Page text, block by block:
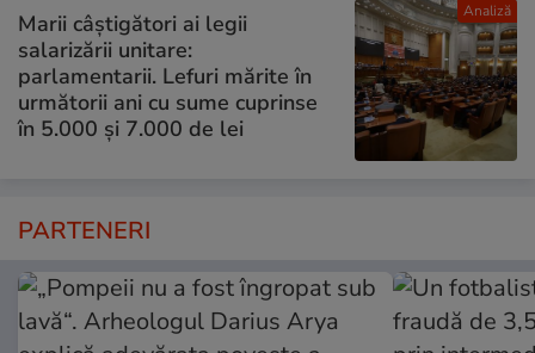
Analiză
Marii câștigători ai legii
salarizării unitare:
parlamentarii. Lefuri mărite în
următorii ani cu sume cuprinse
în 5.000 și 7.000 de lei
PARTENERI